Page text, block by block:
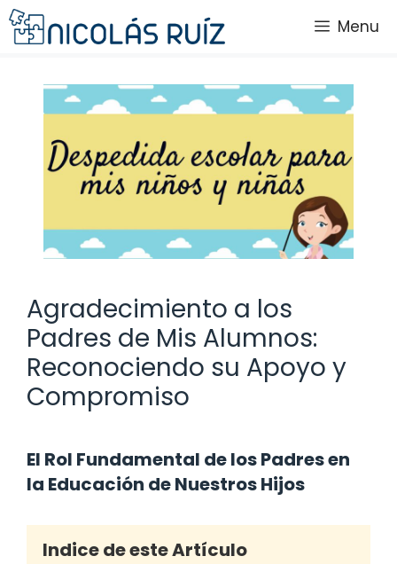
Saltar
al
Menu
Agradecimiento a los
Padres de Mis Alumnos:
Reconociendo su Apoyo y
Compromiso
El Rol Fundamental de los Padres en
la Educación de Nuestros Hijos
Indice de este Artículo